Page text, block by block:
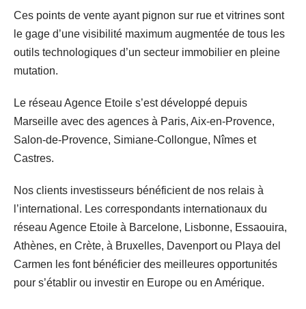
Ces points de vente ayant pignon sur rue et vitrines sont
le gage d’une visibilité maximum augmentée de tous les
outils technologiques d’un secteur immobilier en pleine
mutation.
Le réseau Agence Etoile s’est développé depuis
Marseille avec des agences à Paris, Aix-en-Provence,
Salon-de-Provence, Simiane-Collongue, Nîmes et
Castres.
Nos clients investisseurs bénéficient de nos relais à
l’international. Les correspondants internationaux du
réseau Agence Etoile à Barcelone, Lisbonne, Essaouira,
Athènes, en Crète, à Bruxelles, Davenport ou Playa del
Carmen les font bénéficier des meilleures opportunités
pour s’établir ou investir en Europe ou en Amérique.